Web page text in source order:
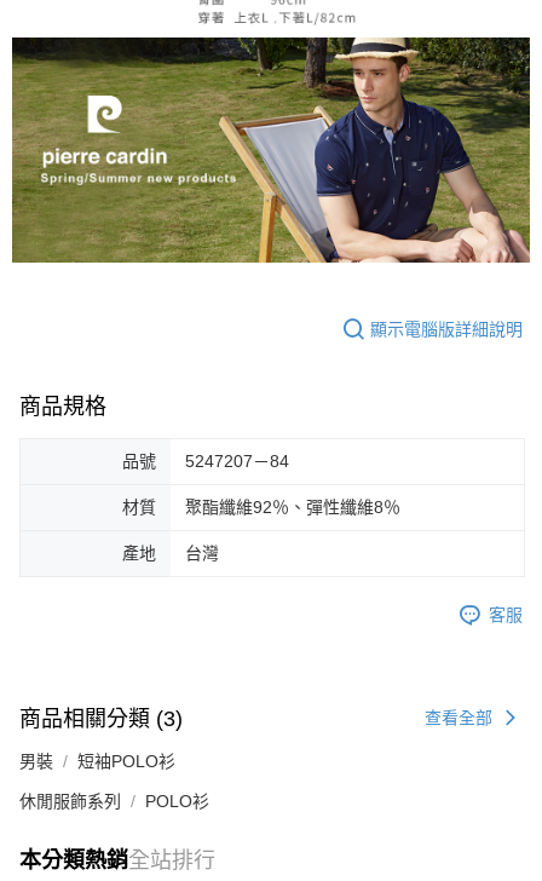
顯示電腦版詳細說明
商品規格
品號 5247207－84
材質 聚酯纖維92％、彈性纖維8％
產地 台灣
客服
商品相關分類 (3) 查看全部
男裝 短袖POLO衫
休閒服飾系列 POLO衫
本分類熱銷全站排行